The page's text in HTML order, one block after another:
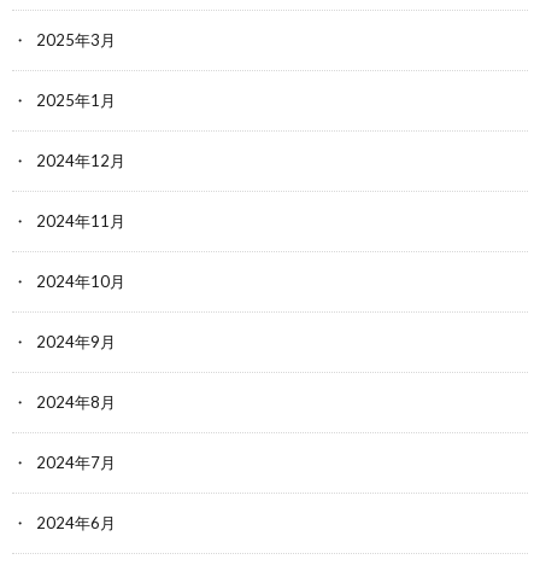
2025年3月
2025年1月
2024年12月
2024年11月
2024年10月
2024年9月
2024年8月
2024年7月
2024年6月